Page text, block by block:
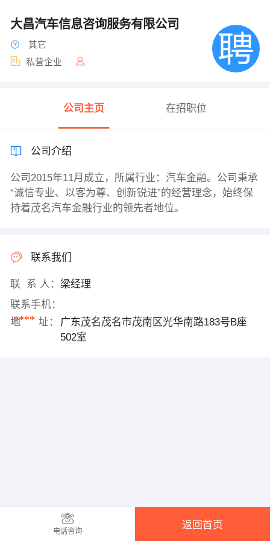
大昌汽车信息咨询服务有限公司
其它
私营企业
公司主页 在招职位
公司介绍
公司2015年11月成立，所属行业：汽车金融。公司秉承
“诚信专业、以客为尊、创新锐进”的经营理念，始终保
持着茂名汽车金融行业的领先者地位。
联系我们
联 系 人： 梁经理
联系手机：
****
地 址：
广东茂名茂名市茂南区光华南路183号B座
502室
电话咨询
返回首页